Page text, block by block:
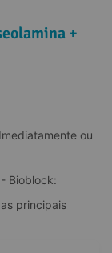
+
ou
Bioblock:
principais